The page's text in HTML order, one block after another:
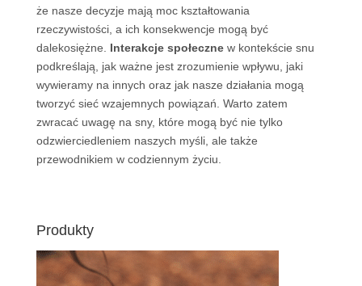
że nasze decyzje mają moc kształtowania
rzeczywistości, a ich konsekwencje mogą być
dalekosiężne. Interakcje społecznew kontekście snu
podkreślają, jak ważne jest zrozumienie wpływu, jaki
wywieramy na innych oraz jak nasze działania mogą
tworzyć sieć wzajemnych powiązań. Warto zatem
zwracać uwagę na sny, które mogą być nie tylko
odzwierciedleniem naszych myśli, ale także
przewodnikiem w codziennym życiu.
Produkty